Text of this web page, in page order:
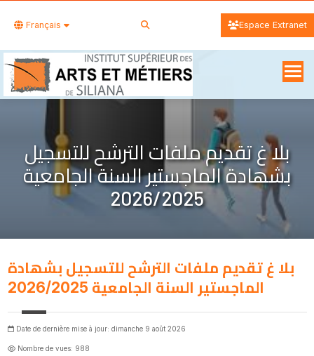
Français Espace Extranet
بلا غ تقدیم ملفات الترشح للتسجیل
بشھادة الماجستیر السنة الجامعیة
2026/2025
بلا غ تقدیم ملفات الترشح للتسجیل بشھادة
الماجستیر السنة الجامعیة 2026/2025
Date de dernière mise à jour: dimanche 9 août 2026
Nombre de vues: 988